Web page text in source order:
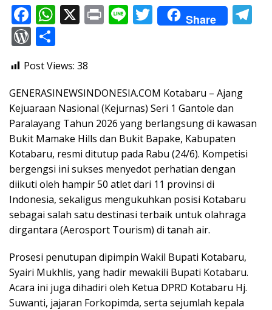
F
ac
e
b
o
o
k
W
s
A
p
p
X Pr Li T
w
Share
W
or
d
Pr
e
ss
ar
e
Post Views: 38
GENERASINEWSINDONESIA.COM Kotabaru – Ajang
Kejuaraan Nasional (Kejurnas) Seri 1 Gantole dan
Paralayang Tahun 2026 yang berlangsung di kawasan
Bukit Mamake Hills dan Bukit Bapake, Kabupaten
Kotabaru, resmi ditutup pada Rabu (24/6). Kompetisi
bergengsi ini sukses menyedot perhatian dengan
diikuti oleh hampir 50 atlet dari 11 provinsi di
Indonesia, sekaligus mengukuhkan posisi Kotabaru
sebagai salah satu destinasi terbaik untuk olahraga
dirgantara (Aerosport Tourism) di tanah air.
Prosesi penutupan dipimpin Wakil Bupati Kotabaru,
Syairi Mukhlis, yang hadir mewakili Bupati Kotabaru.
Acara ini juga dihadiri oleh Ketua DPRD Kotabaru Hj.
Suwanti, jajaran Forkopimda, serta sejumlah kepala